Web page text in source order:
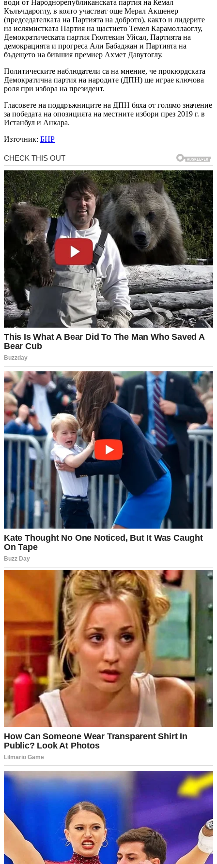
води от Народнорепубликанската партия на Кемал
Кълъчдароглу, в която участват още Мерал Акшенер
(председателката на Партията на доброто), както и лидерите
на ислямистката Партия на щастието Темел Карамоллаоглу,
Демократическата партия Гюлтекин Уйсал, Партията на
демокрацията и прогреса Али Бабаджан и Партията на
бъдещето на бившия премиер Ахмет Давутоглу.
Политическите наблюдатели са на мнение, че прокюрдската
Демократична партия на народите (ДПН) ще играе ключова
роля при избора на президент.
Гласовете на поддръжниците на ДПН бяха от голямо значение
за победата на опозицията на местните избори през 2019 г. в
Истанбул и Анкара.
Източник: БНР